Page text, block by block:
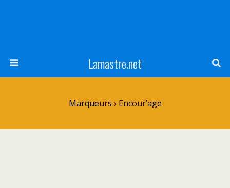
Lamastre.net
Marqueurs › Encour’age